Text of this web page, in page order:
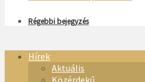
Régebbi bejegyzés
Hírek
Aktuális
Közérdekű